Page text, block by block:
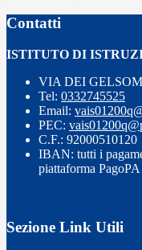
Contatti
ISTITUTO DI
VIA DEI
Tel: 0332745525
Email:
PEC:
C.F.: 92000510120
IBAN: tutti i
piattaforma PagoPA
Sezione Link Utili